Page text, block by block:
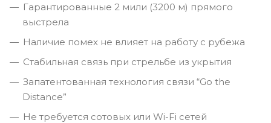
Гарантированные 2 мили (3200 м) прямого
выстрела
Наличие помех не влияет на работу с рубежа
Стабильная связь при стрельбе из укрытия
Запатентованная технология связи “Go the
Distance”
Не требуется сотовых или Wi-Fi сетей